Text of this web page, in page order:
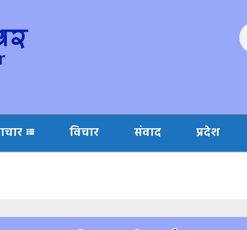
विचार संवाद प्रदेश